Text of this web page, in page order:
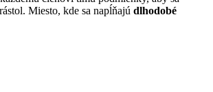
Miesto, kde sa napĺňajú dlhodobé